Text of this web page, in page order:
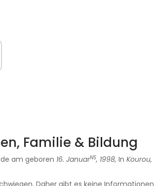
Familie & Bildung
am geboren 16. JanuarNS, 1998, In Kourou,